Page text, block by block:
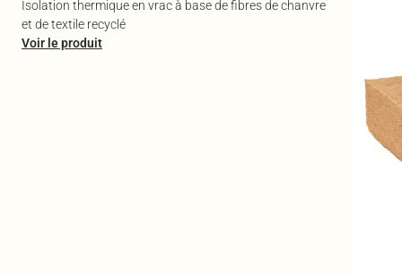
Isolation thermique en vrac à base de fibres de chanvre
et de textile recyclé
Voir le produit